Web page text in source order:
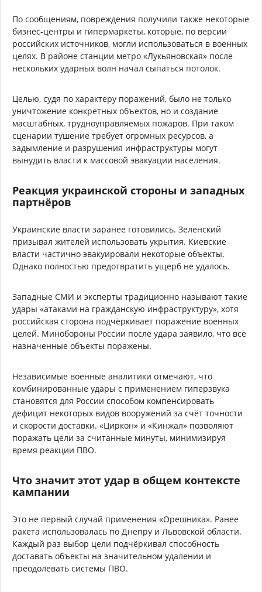
По сообщениям, повреждения получили также некоторые
бизнес-центры и гипермаркеты, которые, по версии
российских источников, могли использоваться в военных
целях. В районе станции метро «Лукьяновская» после
нескольких ударных волн начал сыпаться потолок.
Целью, судя по характеру поражений, было не только
уничтожение конкретных объектов, но и создание
масштабных, трудноуправляемых пожаров. При таком
сценарии тушение требует огромных ресурсов, а
задымление и разрушения инфраструктуры могут
вынудить власти к массовой эвакуации населения.
Реакция украинской стороны и западных
партнёров
Украинские власти заранее готовились. Зеленский
призывал жителей использовать укрытия. Киевские
власти частично эвакуировали некоторые объекты.
Однако полностью предотвратить ущерб не удалось.
Западные СМИ и эксперты традиционно называют такие
удары «атаками на гражданскую инфраструктуру», хотя
российская сторона подчёркивает поражение военных
целей. Минобороны России после удара заявило, что все
назначенные объекты поражены.
Независимые военные аналитики отмечают, что
комбинированные удары с применением гиперзвука
становятся для России способом компенсировать
дефицит некоторых видов вооружений за счёт точности
и скорости доставки. «Циркон» и «Кинжал» позволяют
поражать цели за считанные минуты, минимизируя
время реакции ПВО.
Что значит этот удар в общем контексте
кампании
Это не первый случай применения «Орешника». Ранее
ракета использовалась по Днепру и Львовской области.
Каждый раз выбор цели подчёркивал способность
доставать объекты на значительном удалении и
преодолевать системы ПВО.